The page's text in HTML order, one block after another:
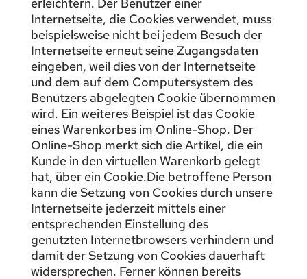
Internetseite, die Cookies verwendet, muss
beispielsweise nicht bei jedem Besuch der
Internetseite erneut seine Zugangsdaten
eingeben, weil dies von der Internetseite
und dem auf dem Computersystem des
Benutzers abgelegten Cookie übernommen
wird. Ein weiteres Beispiel ist das Cookie
eines Warenkorbes im Online-Shop. Der
Online-Shop merkt sich die Artikel, die ein
Kunde in den virtuellen Warenkorb gelegt
hat, über ein Cookie.Die betroffene Person
kann die Setzung von Cookies durch unsere
Internetseite jederzeit mittels einer
entsprechenden Einstellung des
genutzten Internetbrowsers verhindern und
damit der Setzung von Cookies dauerhaft
widersprechen. Ferner können bereits